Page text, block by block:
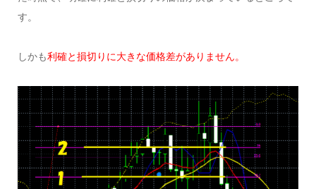
す。
しかも利確と損切りに大きな価格差がありません。